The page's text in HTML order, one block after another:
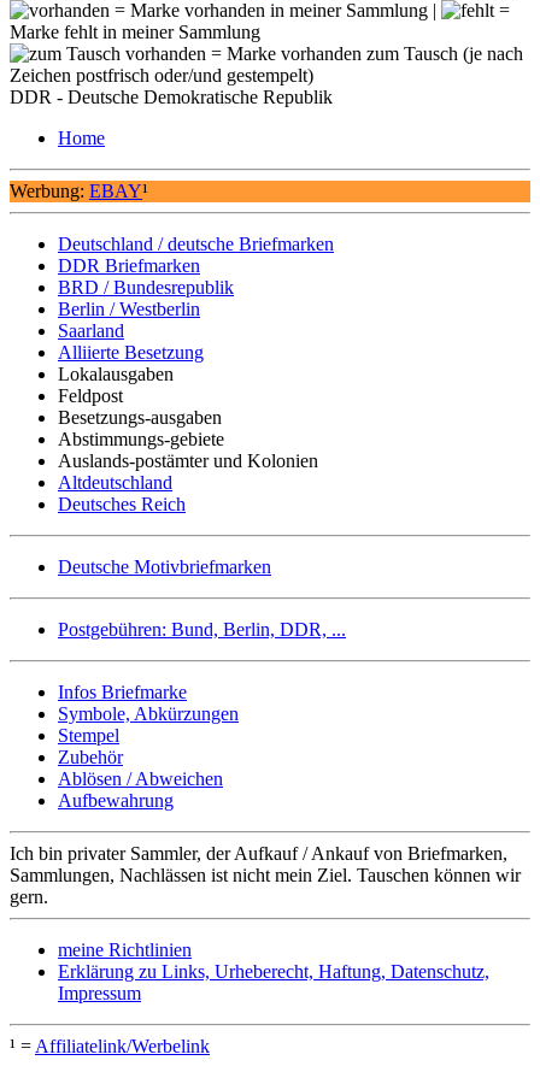
= Marke vorhanden in meiner Sammlung |
=
Marke fehlt in meiner Sammlung
= Marke vorhanden zum Tausch (je nach
Zeichen postfrisch oder/und gestempelt)
DDR - Deutsche Demokratische Republik
Home
Werbung: EBAY¹
Deutschland / deutsche Briefmarken
DDR Briefmarken
BRD / Bundesrepublik
Berlin / Westberlin
Saarland
Alliierte Besetzung
Lokalausgaben
Feldpost
Besetzungs-ausgaben
Abstimmungs-gebiete
Auslands-postämter und Kolonien
Altdeutschland
Deutsches Reich
Deutsche Motivbriefmarken
Postgebühren: Bund, Berlin, DDR, ...
Infos Briefmarke
Symbole, Abkürzungen
Stempel
Zubehör
Ablösen / Abweichen
Aufbewahrung
Ich bin privater Sammler, der Aufkauf / Ankauf von Briefmarken,
Sammlungen, Nachlässen ist nicht mein Ziel. Tauschen können wir
gern.
meine Richtlinien
Erklärung zu Links, Urheberecht, Haftung, Datenschutz,
Impressum
¹ = Affiliatelink/Werbelink